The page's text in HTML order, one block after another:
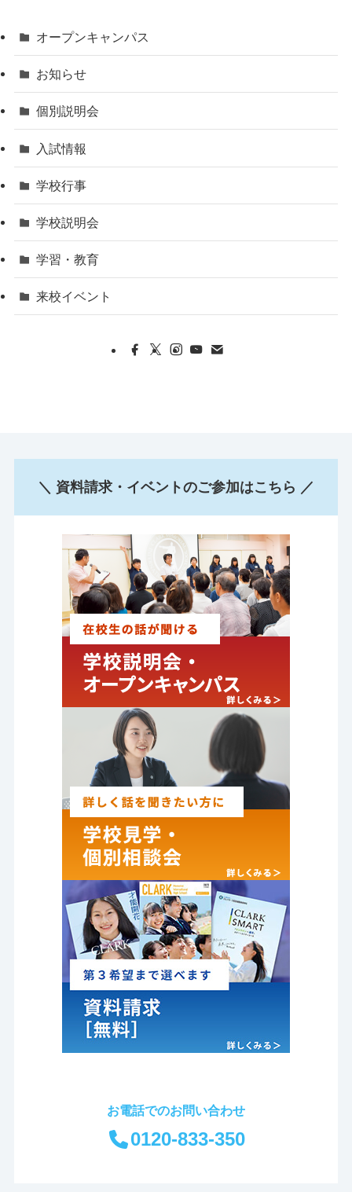
オープンキャンパス
お知らせ
個別説明会
入試情報
学校行事
学校説明会
学習・教育
来校イベント
＼ 資料請求・イベントのご参加はこちら ／
お電話でのお問い合わせ
0120-833-350